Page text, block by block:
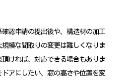
認申請の提出後や、構造材の加工
規模な間取りの変更は難しくなりま
頂ければ、対応できる場合もありま
ドアにしたい、窓の高さや位置を変